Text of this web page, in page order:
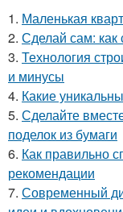
1. Маленькая
2. Сделай сам: как
3. Технология
и минусы
4. Какие
5. Сделайте
поделок из бумаги
6. Как правильно
рекомендации
7. Современный